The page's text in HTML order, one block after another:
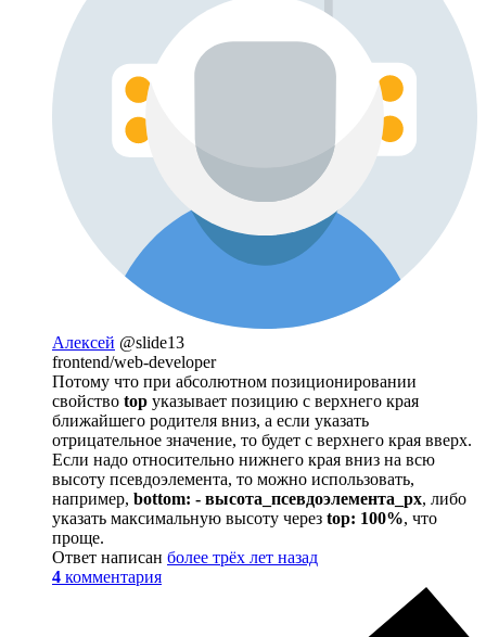
Алексей @slide13
frontend/web-developer
Потому что при абсолютном позиционировании
свойство top указывает позицию с верхнего края
ближайшего родителя вниз, а если указать
отрицательное значение, то будет с верхнего края вверх.
Если надо относительно нижнего края вниз на всю
высоту псевдоэлемента, то можно использовать,
например, bottom: - высота_псевдоэлемента_px, либо
указать максимальную высоту через top: 100%, что
проще.
Ответ написан более трёх лет назад
4 комментария